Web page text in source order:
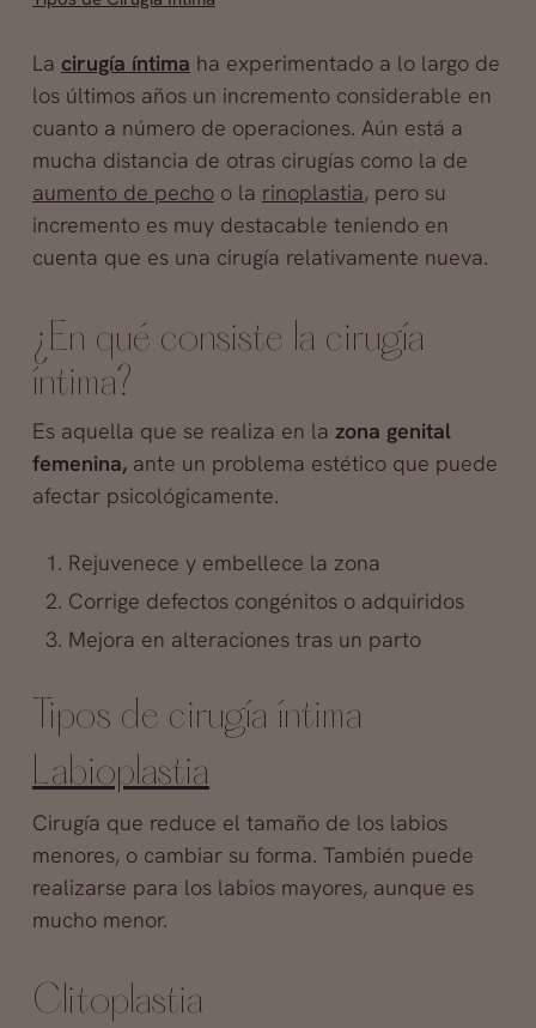
La cirugía íntima ha experimentado a lo largo de
los últimos años un incremento considerable en
cuanto a número de operaciones. Aún está a
mucha distancia de otras cirugías como la de
aumento de pechoo la rinoplastia, pero su
incremento es muy destacable teniendo en
cuenta que es una cirugía relativamente nueva.
¿En qué consiste la cirugía
íntima?
Es aquella que se realiza en la zona genital
femenina,ante un problema estético que puede
afectar psicológicamente.
Rejuvenece y embellece la zona
Corrige defectos congénitos o adquiridos
Mejora en alteraciones tras un parto
Tipos de cirugía íntima
Labioplastia
Cirugía que reduce el tamaño de los labios
menores, o cambiar su forma. También puede
realizarse para los labios mayores, aunque es
mucho menor.
Clitoplastia